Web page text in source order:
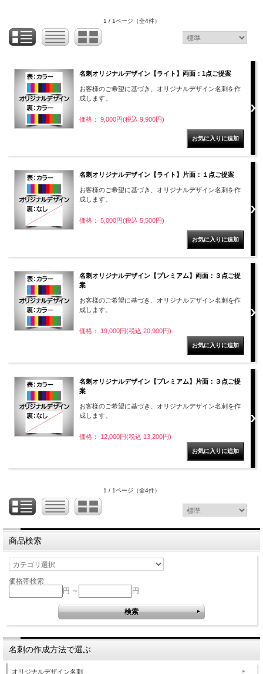
1 / 1ページ （全4件）
名刺オリジナルデザイン【ライト】両面：1点ご提案
お客様のご希望に基づき、オリジナルデザイン名刺を作
成します。
価格： 9,000円(税込 9,900円)
名刺オリジナルデザイン【ライト】片面：１点ご提案
お客様のご希望に基づき、オリジナルデザイン名刺を作
成します。
価格： 5,000円(税込 5,500円)
名刺オリジナルデザイン【プレミアム】両面：３点ご提
案
お客様のご希望に基づき、オリジナルデザイン名刺を作
成します。
価格： 19,000円(税込 20,900円)
名刺オリジナルデザイン【プレミアム】片面：３点ご提
案
お客様のご希望に基づき、オリジナルデザイン名刺を作
成します。
価格： 12,000円(税込 13,200円)
1 / 1ページ （全4件）
商品検索
価格帯検索
円 ～
円
名刺の作成方法で選ぶ
オリジナルデザイン名刺